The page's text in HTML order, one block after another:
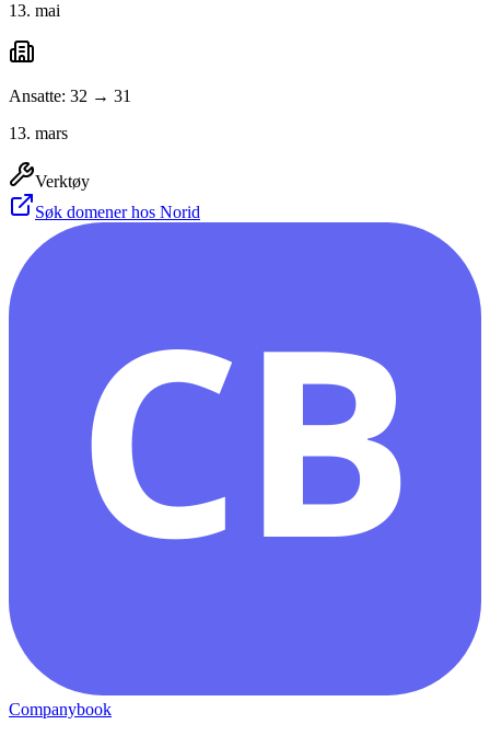
13. mai
Ansatte: 32 → 31
13. mars
Verktøy
Søk domener hos Norid
CB
Companybook